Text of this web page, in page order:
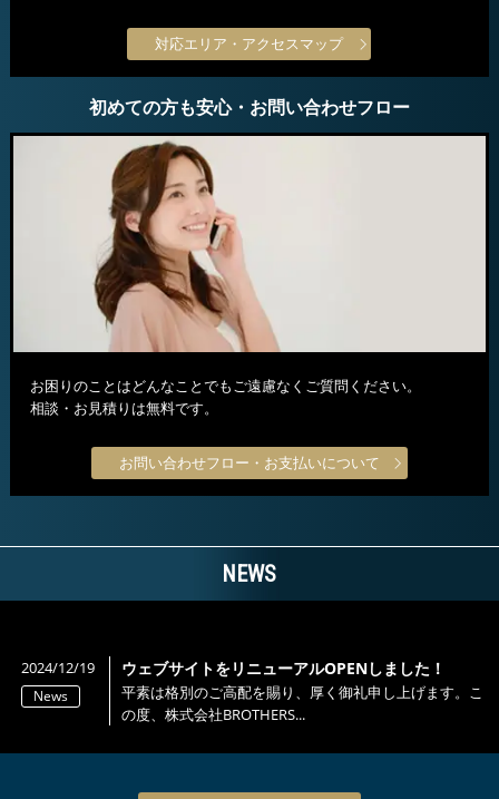
対応エリア・アクセスマップ
初めての方も安心・お問い合わせフロー
お困りのことはどんなことでもご遠慮なくご質問ください。
相談・お見積りは無料です。
お問い合わせフロー・お支払いについて
NEWS
2024/12/19
News
ウェブサイトをリニューアルOPENしました！
平素は格別のご高配を賜り、厚く御礼申し上げます。こ
の度、株式会社BROTHERS...